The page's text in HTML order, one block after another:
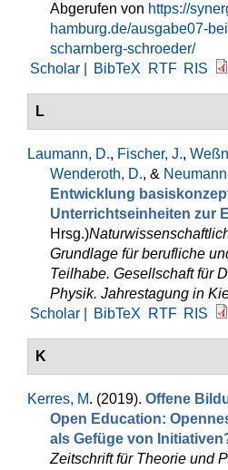
Abgerufen von https://
hamburg.de/ausgabe07-
scharnberg-schroeder/
Scholar |
BibTeX RTF RIS
L
Laumann, D., Fischer, J.,
Wenderoth, D., &
Entwicklung
Unterrichtseinheiten zur
Hrsg.)
Grundlage für berufliche
Teilhabe. Gesellschaft für
Physik. Jahrestagung in
Scholar |
BibTeX RTF RIS
K
Kerres, M. (2019). Offene
Open Education:
als Gefüge von
Zeitschrift für Theorie und